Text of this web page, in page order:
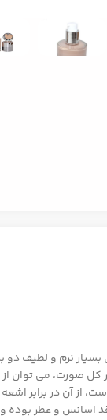
نرم و لطیف دو
از آن در برابر
و عطر بوده